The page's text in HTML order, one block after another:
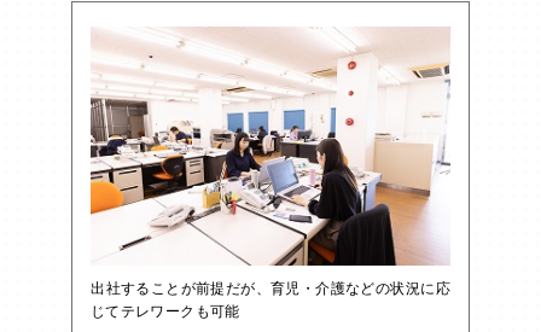
出社することが前提だが、育児・介護などの状況に応
じてテレワークも可能